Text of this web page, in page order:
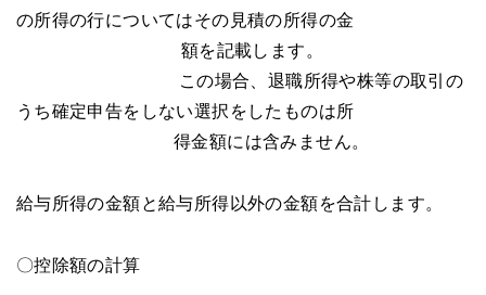
の所得の行についてはその見積の所得の金
額を記載します。
この場合、退職所得や株等の取引の
うち確定申告をしない選択をしたものは所
得金額には含みません。
給与所得の金額と給与所得以外の金額を合計します。
〇控除額の計算